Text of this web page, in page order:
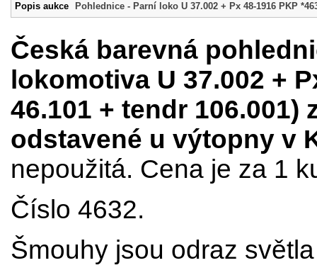
Popis aukce Pohlednice - Parní loko U 37.002 + Px 48-1916 PKP
Česká barevná
lokomotiva U 37.002 +
46.101 + tendr 106.001)
odstavené u výtopny v
nepoužitá. Cena je za 1
Číslo 4632.
Šmouhy jsou odraz